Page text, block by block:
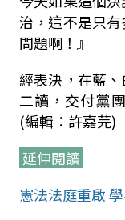
治，這不是只
問題啊！』
經表決，在藍
二讀，交付黨
(編輯：許嘉芫)
延伸閱讀
憲法法庭重啟